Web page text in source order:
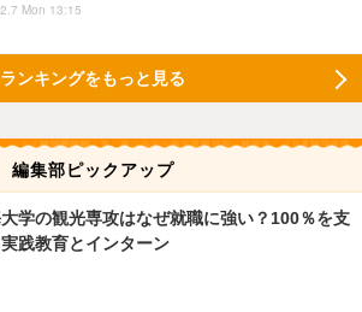
Mon 13:15
ランキングをもっと見る
編集部ピックアップ
学の観光専攻はなぜ就職に強い？100％を支
践教育とインターン